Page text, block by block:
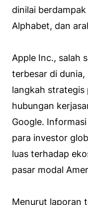
dinilai
Alphabet, dan
Apple Inc., salah
terbesar di
langkah
hubungan
Google.
para investor
luas terhadap
pasar modal
Menurut laporan